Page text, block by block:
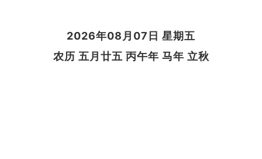
2026年08月07日 星期五
农历 五月廿五 丙午年 马年 立秋